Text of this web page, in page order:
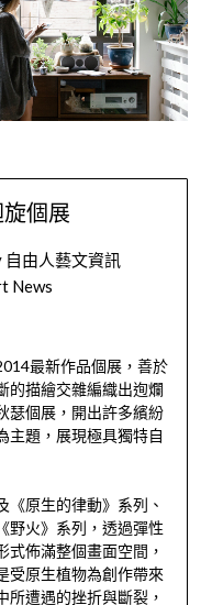
個展
自由人藝文資訊
News
最新作品個展，善於
的描繪交雜編織出迿爛
瑟個展，開出許多繽紛
主題，展現極具獨特自
《原生的律動》系列、
野火》系列，透過彈性
式佈滿整個畫面空間，
受原生植物為創作帶來
所遭遇的挫折與斷裂，